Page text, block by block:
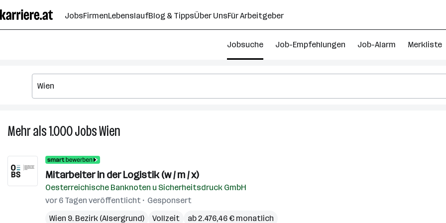
Seiteninhalt
springen
JobsFirmenLebenslaufBlog & TippsÜber UnsFür Arbeitgeber
Jobsuche Job-Empfehlungen Job-Alarm Merkliste
Mehr als 1.000JobsWien
in
Wien
Mitarbeiter in der Logistik (w / m / x)
Oesterreichische Banknoten u Sicherheitsdruck GmbH
vor 6 Tagen veröffentlicht
Gesponsert
Wien 9. Bezirk (Alsergrund)
Vollzeit ab 2.476,46 € monatlich